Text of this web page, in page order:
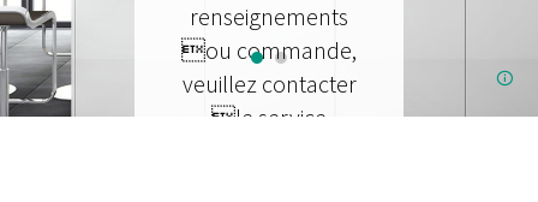
renseignements
ou commande,
veuillez contacter
le service